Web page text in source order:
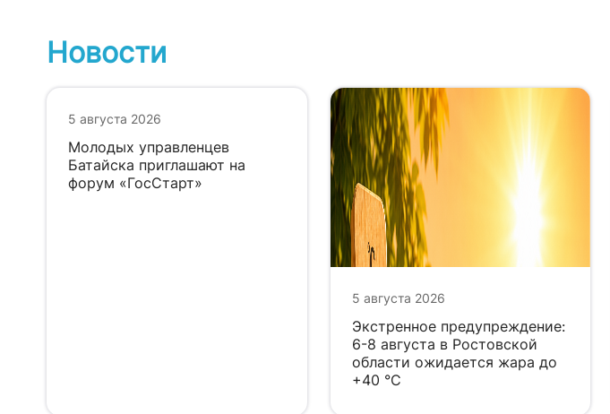
Новости
5 августа 2026
Молодых управленцев
Батайска приглашают на
форум «ГосСтарт»
5 августа 2026
Экстренное предупреждение:
6-8 августа в Ростовской
области ожидается жара до
+40 °C